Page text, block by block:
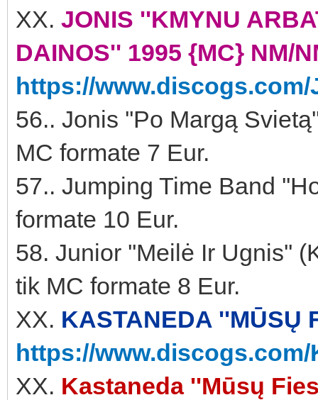
XX. JONIS ''KMYNU
DAINOS'' 1995 {MC} NM/
https://
56.. Jonis ''Po Margą
MC formate 7 Eur.
57.. Jumping Time Band
formate 10 Eur.
58. Junior ''Meilė Ir Ugnis''
tik MC formate 8 Eur.
XX. KASTANEDA ''MŪSŲ
https://www.discogs.com/
XX. Kastaneda ''Mūsų